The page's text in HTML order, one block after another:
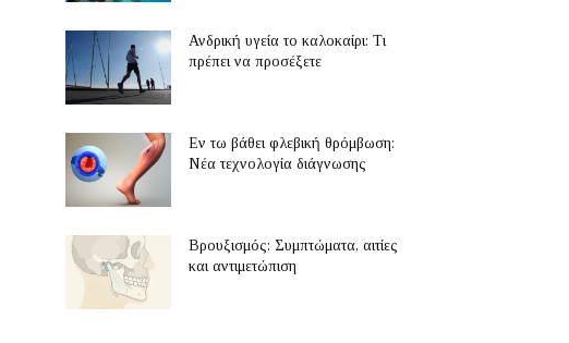
Ανδρική υγεία το καλοκαίρι: Τι
πρέπει να προσέξετε
Εν τω βάθει φλεβική θρόμβωση:
Νέα τεχνολογία διάγνωσης
Βρουξισμός: Συμπτώματα, αιτίες
και αντιμετώπιση